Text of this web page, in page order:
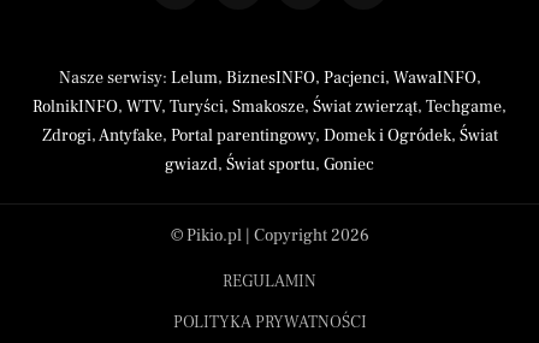
Nasze serwisy: Lelum, BiznesINFO, Pacjenci, WawaINFO,
RolnikINFO, WTV, Turyści, Smakosze, Świat zwierząt, Techgame,
Zdrogi,Antyfake, Portal parentingowy, Domek i Ogródek, Świat
gwiazd, Świat sportu, Goniec
© Pikio.pl | Copyright 2026
REGULAMIN
POLITYKA PRYWATNOŚCI